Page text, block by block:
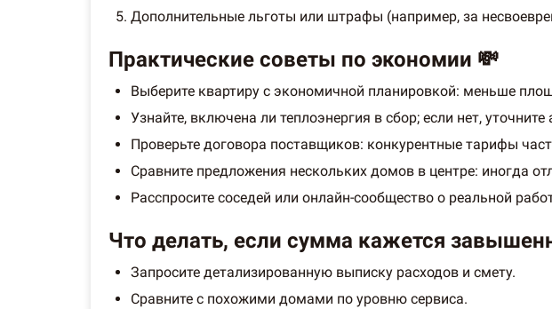
Дополнительные льготы или штрафы (например, за
Практические советы по экономии 💸
Выберите квартиру с экономичной планировкой: меньше
Узнайте, включена ли теплоэнергия в сбор; если нет,
Проверьте договора поставщиков: конкурентные тарифы
Сравните предложения нескольких домов в центре: иногда
Расспросите соседей или онлайн-сообщество о реальной
Что делать, если сумма кажется
Запросите детализированную выписку расходов и смету.
Сравните с похожими домами по уровню сервиса.